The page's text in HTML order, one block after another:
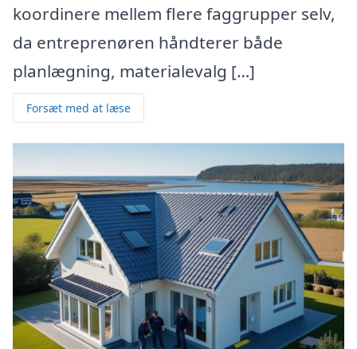
koordinere mellem flere faggrupper selv,
da entreprenøren håndterer både
planlægning, materialevalg […]
Forsæt med at læse